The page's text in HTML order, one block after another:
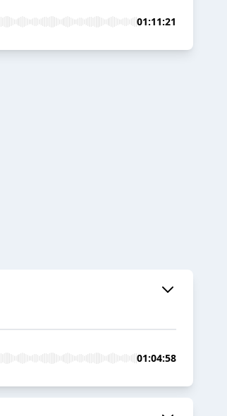
01:11:21
01:04:58